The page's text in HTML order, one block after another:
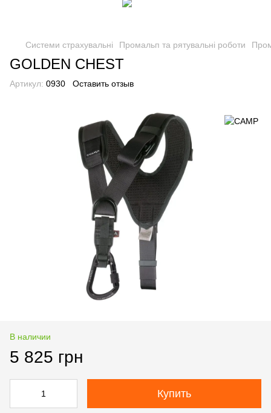
Системи страхувальні Промальп та рятувальні роботи
GOLDEN CHEST
Артикул: 0930 Оставить отзыв
В наличии
5 825 грн
Купить